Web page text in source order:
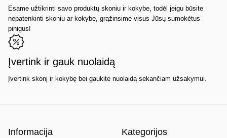
Esame užtikrinti savo produktų skoniu ir kokybe, todėl jeigu būsite
nepatenkinti skoniu ar kokybe, grąžinsime visus Jūsų sumokėtus
pinigus!
Įvertink ir gauk nuolaidą
Įvertink skonį ir kokybę bei gaukite nuolaidą sekančiam užsakymui.
Informacija Kategorijos